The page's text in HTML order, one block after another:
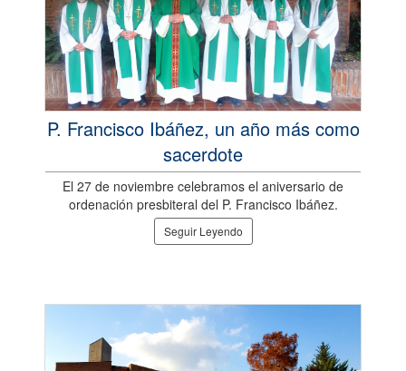
P. Francisco Ibáñez, un año más como
sacerdote
El 27 de noviembre celebramos el aniversario de
ordenación presbiteral del P. Francisco Ibáñez.
Seguir Leyendo